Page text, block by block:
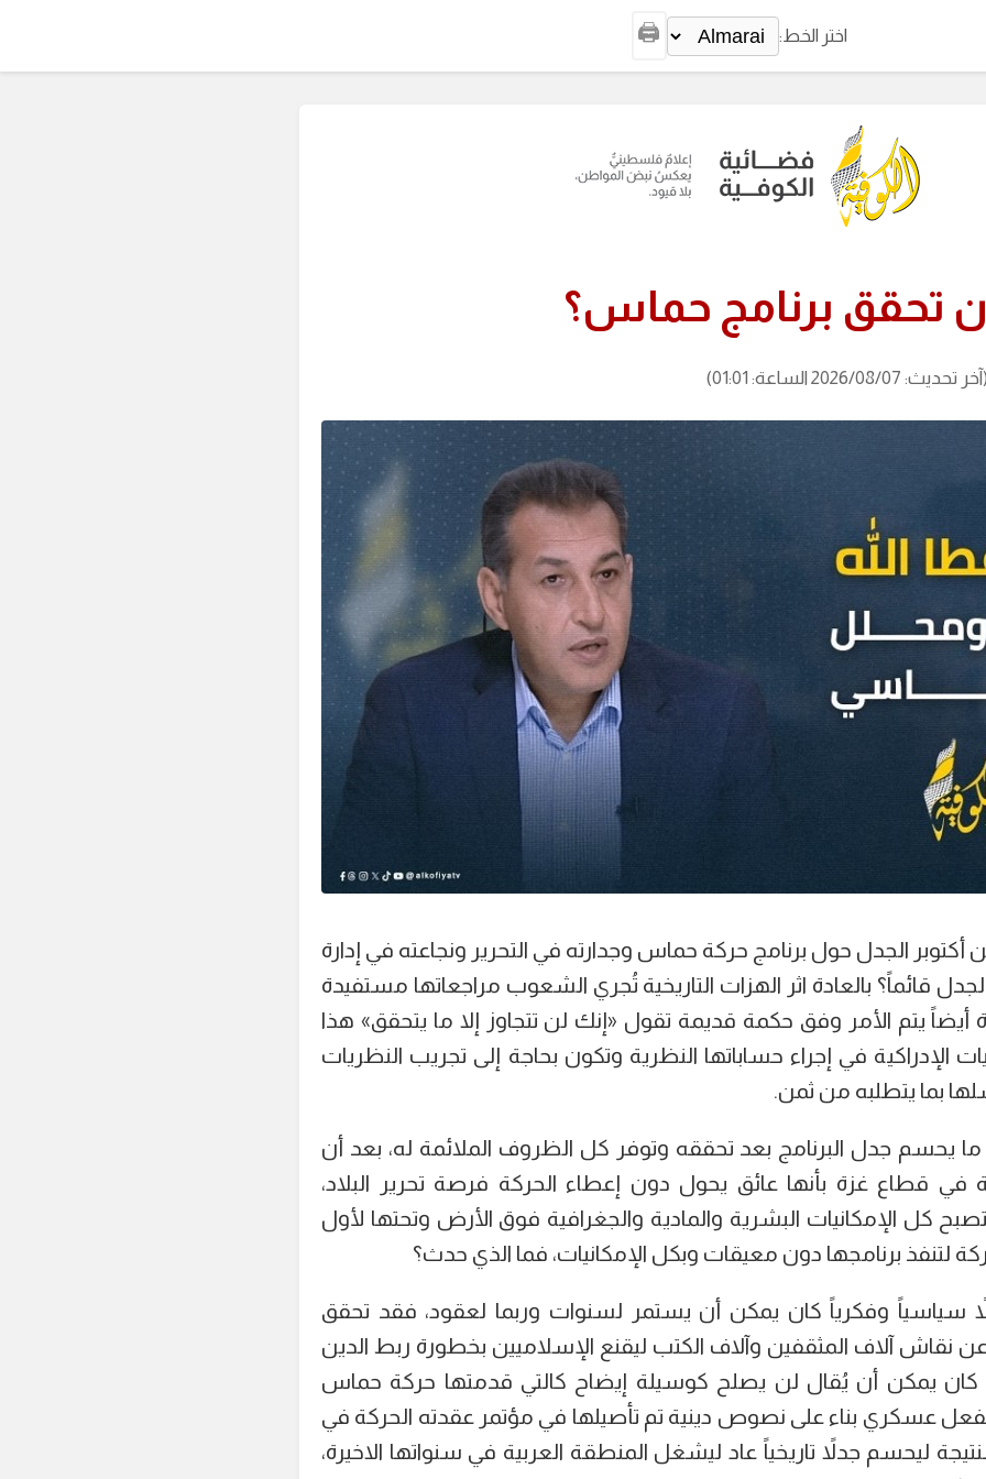
اختر الخط: 🖨️
تحقق برنامج حماس؟
الجدل حول برنامج حركة حماس وجدارته في التحرير ونجاعته في إدارة
قائماً؟ بالعادة اثر الهزات التاريخية تُجري الشعوب مراجعاتها مستفيدة
أيضاً يتم الأمر وفق حكمة قديمة تقول «إنك لن تتجاوز إلا ما يتحقق» هذا
الإدراكية في إجراء حساباتها النظرية وتكون بحاجة إلى تجريب النظريات
بما يتطلبه من ثمن.
جدل البرنامج بعد تحققه وتوفر كل الظروف الملائمة له، بعد أن
قطاع غزة بأنها عائق يحول دون إعطاء الحركة فرصة تحرير البلاد،
كل الإمكانيات البشرية والمادية والجغرافية فوق الأرض وتحتها لأول
لتنفذ برنامجها دون معيقات وبكل الإمكانيات، فما الذي حدث؟
سياسياً وفكرياً كان يمكن أن يستمر لسنوات وربما لعقود، فقد تحقق
نقاش آلاف المثقفين وآلاف الكتب ليقنع الإسلاميين بخطورة ربط الدين
كان يمكن أن يُقال لن يصلح كوسيلة إيضاح كالتي قدمتها حركة حماس
بفعل عسكري بناء على نصوص دينية تم تأصيلها في مؤتمر عقدته الحركة في
ليحسم جدلاً تاريخياً عاد ليشغل المنطقة العربية في سنواتها الاخيرة،